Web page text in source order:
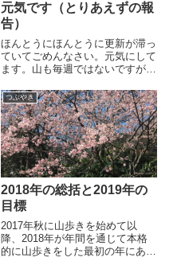
元気です（とりあえずの報
告）
ほんとうにほんとうに更新が滞っ
ていてごめんなさい。元気にして
ます。山も毎週ではないですが2
セーブさせてもらっていた仕事に
復帰しまして、セーブしていた分
活躍せねばとね、がんばってる故
にいっぱいいっぱいになってま
す...
つぶやき
2018年の総括と2019年の
目標
2017年秋に山歩きを始めて以
降、2018年が年間を通じて本格
的に山歩きをした最初の年にあた